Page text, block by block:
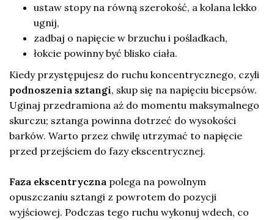
ustaw stopy na równą szerokość, a kolana lekko
ugnij,
zadbaj o napięcie w brzuchu i pośladkach,
łokcie powinny być blisko ciała.
Kiedy przystępujesz do ruchu koncentrycznego, czyli
podnoszenia sztangi, skup się na napięciu bicepsów.
Uginaj przedramiona aż do momentu maksymalnego
skurczu; sztanga powinna dotrzeć do wysokości
barków. Warto przez chwilę utrzymać to napięcie
przed przejściem do fazy ekscentrycznej.
Faza ekscentryczna polega na powolnym
opuszczaniu sztangi z powrotem do pozycji
wyjściowej. Podczas tego ruchu wykonuj wdech, co